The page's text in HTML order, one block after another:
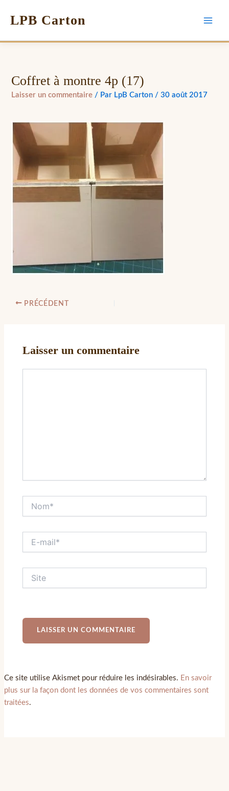
LPB Carton
Coffret à montre 4p (17)
Laisser un commentaire / Par LpB Carton /30 août 2017
PRÉCÉDENT
Laisser un commentaire
Ce site utilise Akismet pour réduire les indésirables. En savoir
plus sur la façon dont les données de vos commentaires sont
traitées.